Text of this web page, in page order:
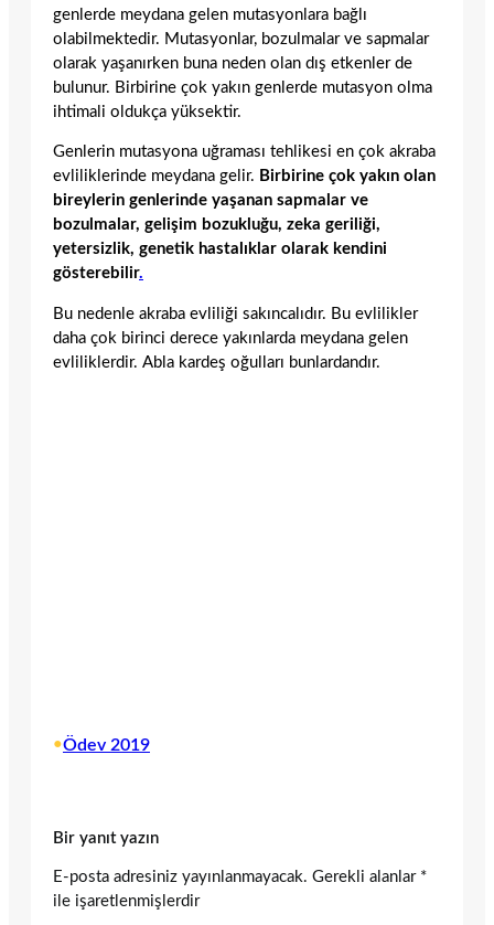
genlerde meydana gelen mutasyonlara bağlı
olabilmektedir. Mutasyonlar, bozulmalar ve sapmalar
olarak yaşanırken buna neden olan dış etkenler de
bulunur. Birbirine çok yakın genlerde mutasyon olma
ihtimali oldukça yüksektir.
Genlerin mutasyona uğraması tehlikesi en çok akraba
evliliklerinde meydana gelir. Birbirine çok yakın olan
bireylerin genlerinde yaşanan sapmalar ve
bozulmalar, gelişim bozukluğu, zeka geriliği,
yetersizlik, genetik hastalıklar olarak kendini
gösterebilir.
Bu nedenle akraba evliliği sakıncalıdır. Bu evlilikler
daha çok birinci derece yakınlarda meydana gelen
evliliklerdir. Abla kardeş oğulları bunlardandır.
•Ödev 2019
Bir yanıt yazın
E-posta adresiniz yayınlanmayacak. Gerekli alanlar *
ile işaretlenmişlerdir